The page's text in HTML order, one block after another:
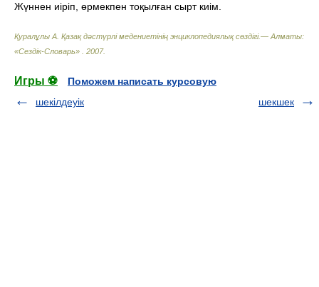
Жүннен иіріп, өрмекпен тоқылған сырт киім.
Қуралұлы А. Қазақ дәстүрлі медениетінің энциклопедиялық сөздігі.— Алматы:
«Сездік-Словарь»
2007.
Игры ⚽
Поможем написать курсовую
шекілдеуік
шекшек